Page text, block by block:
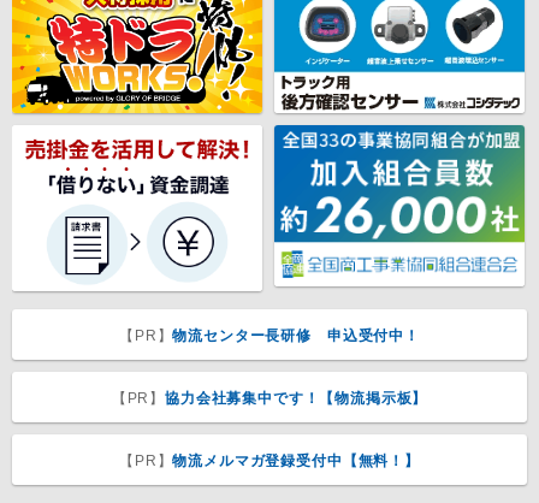
【PR】物流センター長研修 申込受付中！
【PR】協力会社募集中です！【物流掲示板】
【PR】物流メルマガ登録受付中【無料！】